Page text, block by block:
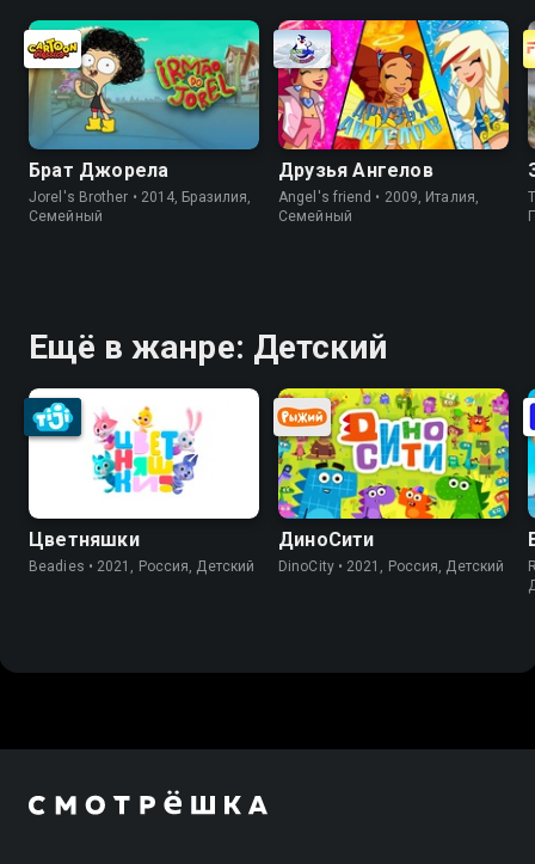
Брат Джорела
Jorel's Brother • 2014, Бразилия,
Cемейный
Друзья Ангелов
Angel's friend • 2009, Италия,
Cемейный
Ещё в жанре: Детский
Цветняшки
Beadies • 2021, Россия, Детский
ДиноСити
DinoCity • 2021, Россия, Детский